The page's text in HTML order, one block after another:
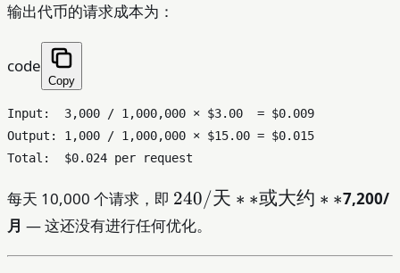
输出代币的请求成本为：
code
Copy
Input:  3,000 / 1,000,000 × $3.00  = $0.009
Output: 1,000 / 1,000,000 × $15.00 = $0.015
每天 10,000 个请求，即 240/
天**
或大
约
240/天 ∗ ∗或大约 ∗ ∗7,200/
月 — 这还没有进行任何优化。